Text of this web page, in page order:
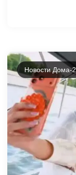
Новости Дома-2